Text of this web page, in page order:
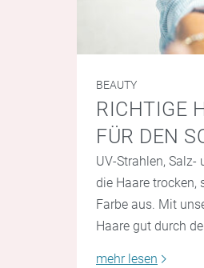
BEAUTY
RICHTIGE
FÜR DEN
UV-Strahlen, Salz-
die Haare trocken,
Farbe aus. Mit
Haare gut durch
mehr lesen